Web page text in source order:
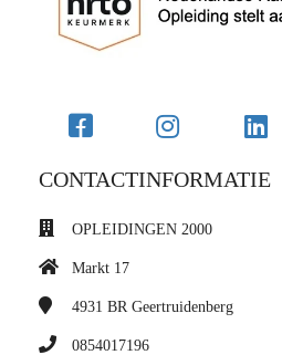
CONTACTINFORMATIE
OPLEIDINGEN 2000
Markt 17
4931 BR Geertruidenberg
0854017196